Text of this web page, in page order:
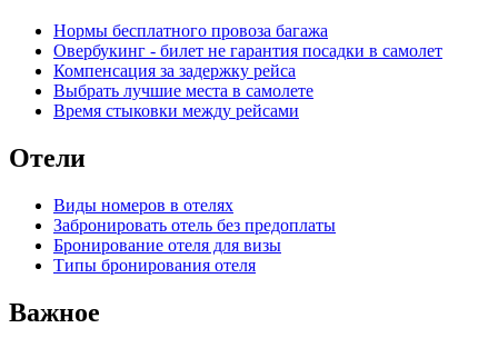
Нормы бесплатного провоза багажа
Овербукинг - билет не гарантия посадки в самолет
Компенсация за задержку рейса
Выбрать лучшие места в самолете
Время стыковки между рейсами
Отели
Виды номеров в отелях
Забронировать отель без предоплаты
Бронирование отеля для визы
Типы бронирования отеля
Важное